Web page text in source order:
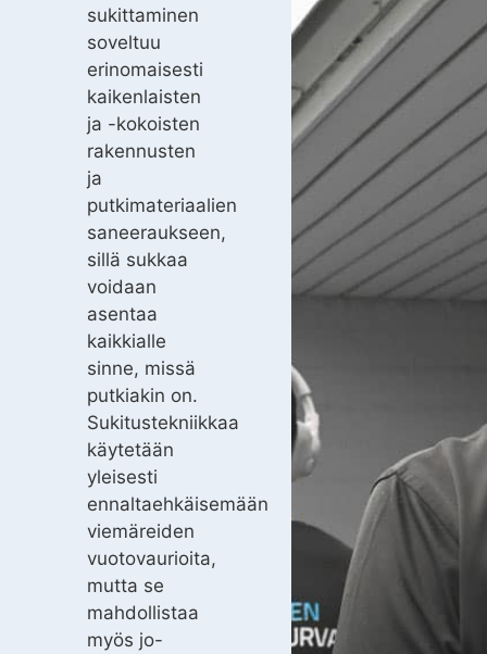
sukittaminen
soveltuu
erinomaisesti
kaikenlaisten
ja -kokoisten
rakennusten
ja
putkimateriaalien
saneeraukseen,
sillä sukkaa
voidaan
asentaa
kaikkialle
sinne, missä
putkiakin on.
Sukitustekniikkaa
käytetään
yleisesti
ennaltaehkäisemään
viemäreiden
vuotovaurioita,
mutta se
mahdollistaa
myös jo-